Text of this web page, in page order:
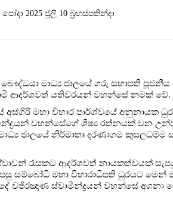
2025‍ ජූලි 10 බ්‍රහස්පතින්දා
මාධ්‍ය ජාලයේ ගරු සභාපති
ආදර්ශවත් යතිවරයන් වහන්සේ නමක් වේ.
අස්ගිරි මහා විහාර පාර්ශ්වයේ අනුනායක
වහන්සේගේ ශිෂ්‍ය රත්නයක් වන
ජාලයේ නිර්මාතෘ දරණාගම කුසලධම්ම
රැසකට ආදර්ශවත් නායකත්වයක්
සම්බෝධි මහා විහාරාධිපති ධුරයට මෙන්
වජිරඤාණ ස්වාමීන්ද්‍රයන් වහන්සේ අගනා